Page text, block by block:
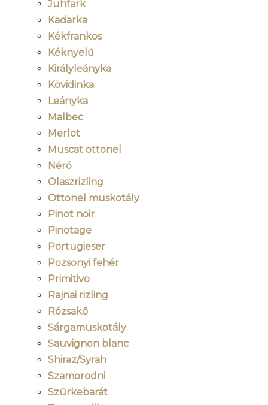
Juhfark
Kadarka
Kékfrankos
Kéknyelű
Királyleányka
Kövidinka
Leányka
Malbec
Merlot
Muscat ottonel
Néró
Olaszrizling
Ottonel muskotály
Pinot noir
Pinotage
Portugieser
Pozsonyi fehér
Primitivo
Rajnai rizling
Rózsakő
Sárgamuskotály
Sauvignon blanc
Shiraz/Syrah
Szamorodni
Szürkebarát